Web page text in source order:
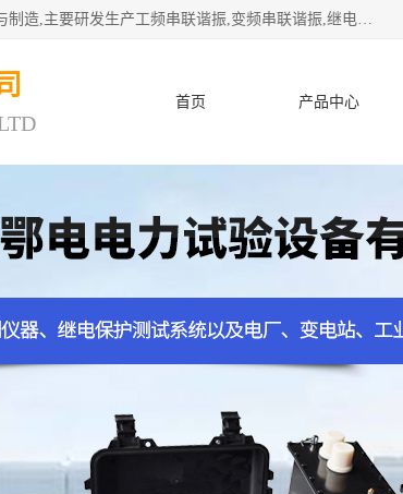
武汉鄂电电力试验设备有限公司专门从事电力电气设备和仪器仪表的设计与制造,主要研发生产工频串联谐振,变频串联谐振,继电保护测试仪,电缆故障测试仪,直流电阻测试仪,接地电阻测试仪等一百多种高品质产品.坚持奉行"质量一,客户至上"的服务宗旨。
首页 产品中心